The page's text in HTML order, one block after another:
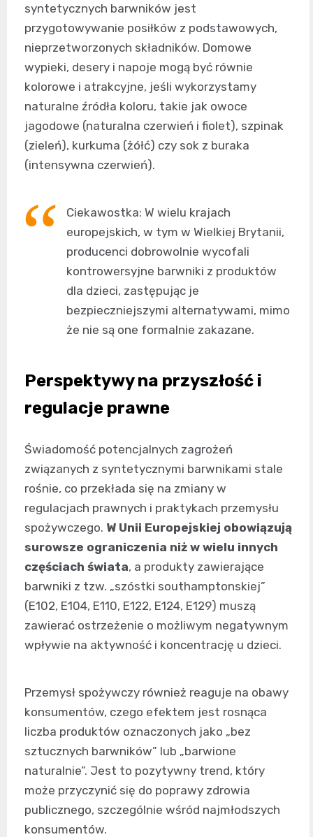
syntetycznych barwników jest
przygotowywanie posiłków z podstawowych,
nieprzetworzonych składników. Domowe
wypieki, desery i napoje mogą być równie
kolorowe i atrakcyjne, jeśli wykorzystamy
naturalne źródła koloru, takie jak owoce
jagodowe (naturalna czerwień i fiolet), szpinak
(zieleń), kurkuma (żółć) czy sok z buraka
(intensywna czerwień).
Ciekawostka: W wielu krajach
europejskich, w tym w Wielkiej Brytanii,
producenci dobrowolnie wycofali
kontrowersyjne barwniki z produktów
dla dzieci, zastępując je
bezpieczniejszymi alternatywami, mimo
że nie są one formalnie zakazane.
Perspektywy na przyszłość i
regulacje prawne
Świadomość potencjalnych zagrożeń
związanych z syntetycznymi barwnikami stale
rośnie, co przekłada się na zmiany w
regulacjach prawnych i praktykach przemysłu
spożywczego. W Unii Europejskiej obowiązują
surowsze ograniczenia niż w wielu innych
częściach świata, a produkty zawierające
barwniki z tzw. „szóstki southamptonskiej”
(E102, E104, E110, E122, E124, E129) muszą
zawierać ostrzeżenie o możliwym negatywnym
wpływie na aktywność i koncentrację u dzieci.
Przemysł spożywczy również reaguje na obawy
konsumentów, czego efektem jest rosnąca
liczba produktów oznaczonych jako „bez
sztucznych barwników” lub „barwione
naturalnie”. Jest to pozytywny trend, który
może przyczynić się do poprawy zdrowia
publicznego, szczególnie wśród najmłodszych
konsumentów.